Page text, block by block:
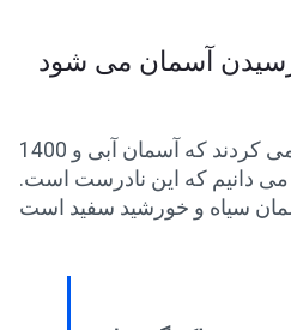
1400 سال پیش مردم فکر می کردند که آسمان آبی و
دانیم که این نادرست است.